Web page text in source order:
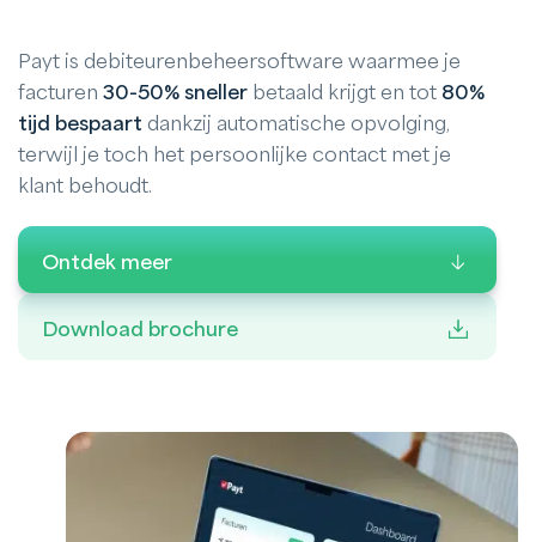
Payt is debiteurenbeheersoftware waarmee je
facturen 30-50% sneller betaald krijgt en tot 80%
tijd bespaart dankzij automatische opvolging,
terwijl je toch het persoonlijke contact met je
klant behoudt.
Ontdek meer
Download brochure